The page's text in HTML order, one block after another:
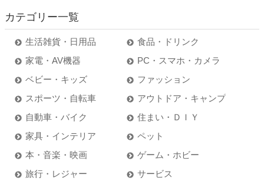
カテゴリー一覧
生活雑貨・日用品
食品・ドリンク
家電・AV機器
PC・スマホ・カメラ
ベビー・キッズ
ファッション
スポーツ・自転車
アウトドア・キャンプ
自動車・バイク
住まい・ＤＩＹ
家具・インテリア
ペット
本・音楽・映画
ゲーム・ホビー
旅行・レジャー
サービス